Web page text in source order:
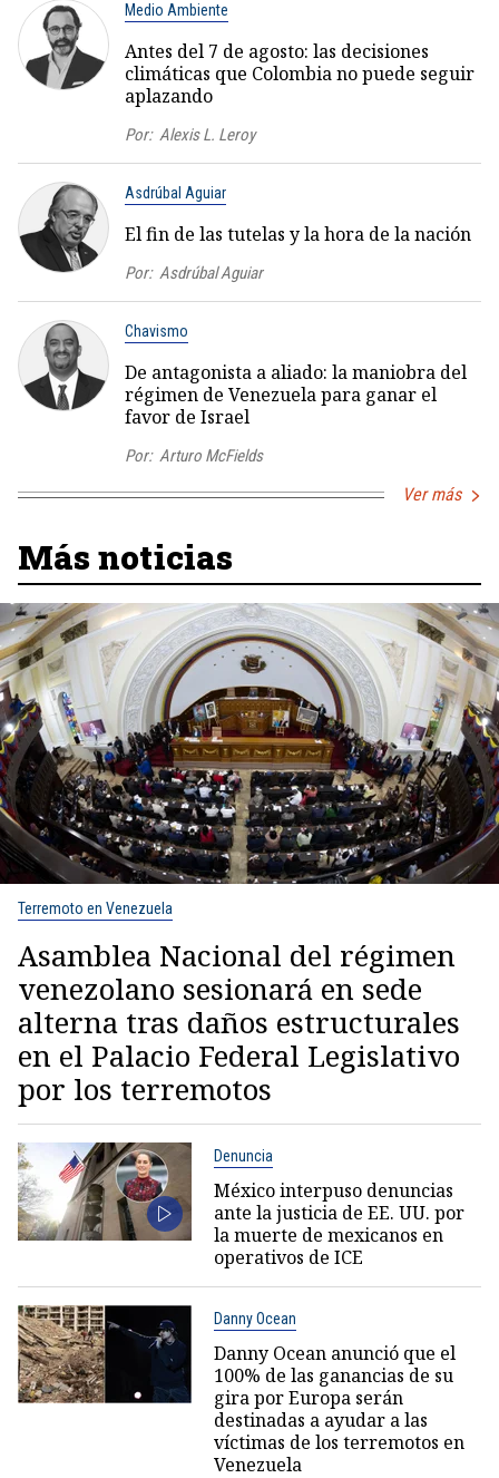
Medio Ambiente
Antes del 7 de agosto: las decisiones
climáticas que Colombia no puede seguir
aplazando
Por: Alexis L. Leroy
Asdrúbal Aguiar
El fin de las tutelas y la hora de la nación
Por: Asdrúbal Aguiar
Chavismo
De antagonista a aliado: la maniobra del
régimen de Venezuela para ganar el
favor de Israel
Por: Arturo McFields
Ver más
Más noticias
Terremoto en Venezuela
Asamblea Nacional del régimen
venezolano sesionará en sede
alterna tras daños estructurales
en el Palacio Federal Legislativo
por los terremotos
Denuncia
México interpuso denuncias
ante la justicia de EE. UU. por
la muerte de mexicanos en
operativos de ICE
Danny Ocean
Danny Ocean anunció que el
100% de las ganancias de su
gira por Europa serán
destinadas a ayudar a las
víctimas de los terremotos en
Venezuela